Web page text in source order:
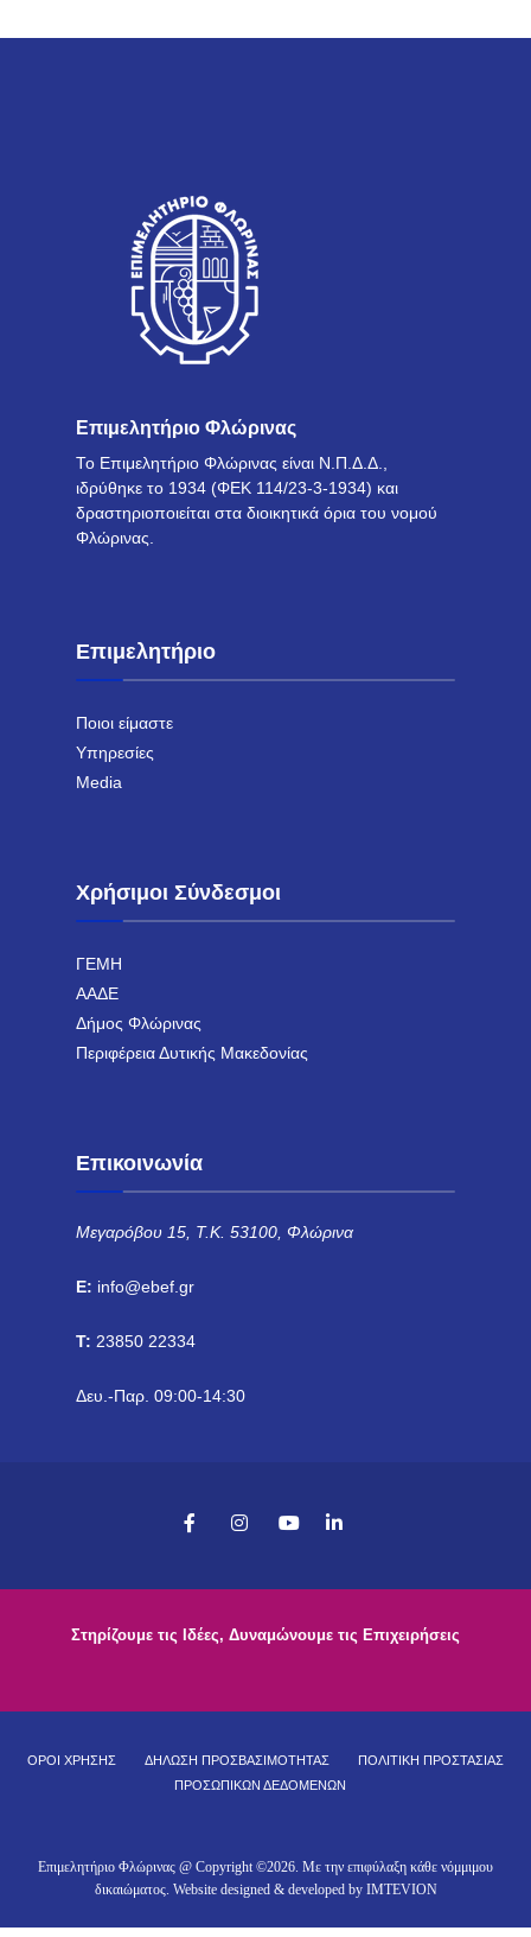
Επιμελητήριο Φλώρινας
Το Επιμελητήριο Φλώρινας είναι Ν.Π.Δ.Δ.,
ιδρύθηκε το 1934 (ΦΕΚ 114/23-3-1934) και
δραστηριοποιείται στα διοικητικά όρια του νομού
Φλώρινας.
Επιμελητήριο
Ποιοι είμαστε
Υπηρεσίες
Media
Χρήσιμοι Σύνδεσμοι
ΓΕΜΗ
ΑΑΔΕ
Δήμος Φλώρινας
Περιφέρεια Δυτικής Μακεδονίας
Επικοινωνία
Μεγαρόβου 15, Τ.Κ. 53100, Φλώρινα
E: info@ebef.gr
T: 23850 22334
Δευ.-Παρ. 09:00-14:30
Στηρίζουμε τις Ιδέες, Δυναμώνουμε τις Επιχειρήσεις
ΟΡΟΙ ΧΡΗΣΗΣ ΔΗΛΩΣΗ ΠΡΟΣΒΑΣΙΜΟΤΗΤΑΣ
ΠΟΛΙΤΙΚΗ ΠΡΟΣΤΑΣΙΑΣ
ΠΡΟΣΩΠΙΚΩΝ ΔΕΔΟΜΕΝΩΝ
Επιμελητήριο Φλώρινας @ Copyright ©2026. Με την επιφύλαξη κάθε νόμμιμου
δικαιώματος. Website designed & developed by IMTEVION